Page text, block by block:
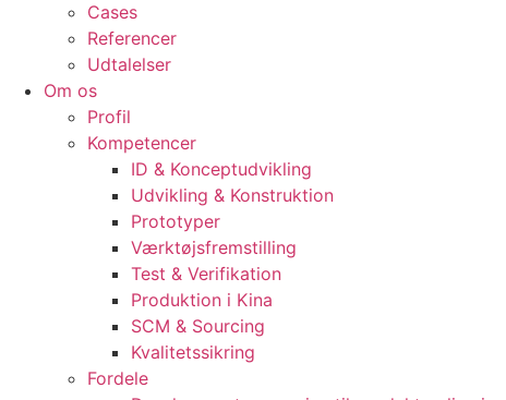
Cases
Referencer
Udtalelser
Om os
Profil
Kompetencer
ID & Konceptudvikling
Udvikling & Konstruktion
Prototyper
Værktøjsfremstilling
Test & Verifikation
Produktion i Kina
SCM & Sourcing
Kvalitetssikring
Fordele